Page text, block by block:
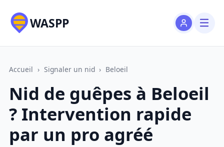
WASPP
Accueil › Signaler un nid › Beloeil
Nid de guêpes à Beloeil
? Intervention rapide
par un pro agréé